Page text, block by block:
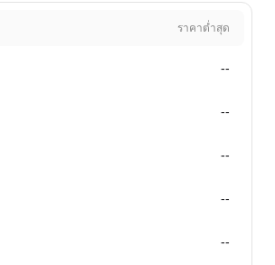
ราคาต่ำสุด
--
--
--
--
--